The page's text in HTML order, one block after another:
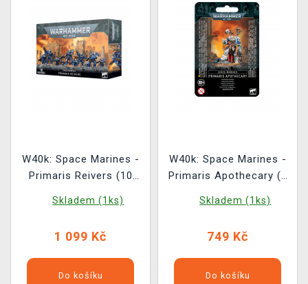
W40k: Space Marines -
Primaris Reivers (10
Skladem (1ks)
1 099 Kč
Do košíku
W40k: Space Marines -
Primaris Apothecary (1
Skladem (1ks)
749 Kč
Do košíku